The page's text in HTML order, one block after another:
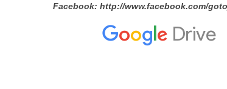
Facebook: http://www.facebook.com/